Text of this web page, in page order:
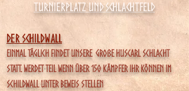
Turnierplatz und Schlachtfeld
Der Schildwall
einmal täglich findet unsere große Huscarl Schlacht
statt. werdet teil wenn über 150 kämpfer ihr können im
Schildwall unter Beweis stellen